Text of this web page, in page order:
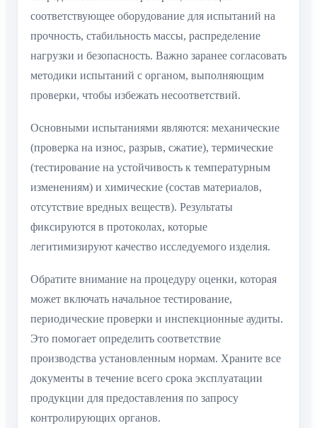
соответствующее оборудование для испытаний на
прочность, стабильность массы, распределение
нагрузки и безопасность. Важно заранее согласовать
методики испытаний с органом, выполняющим
проверки, чтобы избежать несоответствий.
Основными испытаниями являются: механические
(проверка на износ, разрыв, сжатие), термические
(тестирование на устойчивость к температурным
изменениям) и химические (состав материалов,
отсутствие вредных веществ). Результаты
фиксируются в протоколах, которые
легитимизируют качество исследуемого изделия.
Обратите внимание на процедуру оценки, которая
может включать начальное тестирование,
периодические проверки и инспекционные аудиты.
Это помогает определить соответствие
производства установленным нормам. Храните все
документы в течение всего срока эксплуатации
продукции для предоставления по запросу
контролирующих органов.